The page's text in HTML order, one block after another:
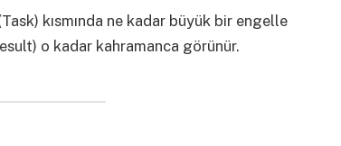
kısmında ne kadar büyük bir engelle
o kadar kahramanca görünür.